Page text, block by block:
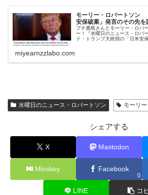
モーリー・ロバートソン
安保破棄」発言のその先を
プチ鹿島さんとモーリー・ロバ
ー！『水曜日のニュース・ロバ
ド・トランプ大統領の「日米安
miyearnzzlabo.com
水曜日のニュース・ロバートソン モーリ
シェアする
X Mastodon
Misskey Facebook
0
LINE コ